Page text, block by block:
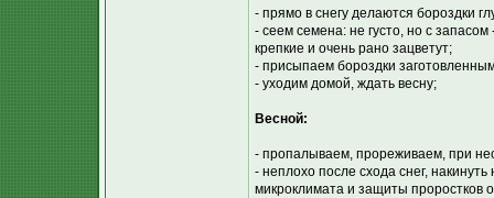
- прямо в снегу делаются бороздки
- сеем семена: не густо, но с
крепкие и очень рано зацветут;
- присыпаем бороздки
- уходим домой, ждать весну;
Весной:
- пропалываем, прореживаем, при
- неплохо после схода снег,
микроклимата и защиты проростков